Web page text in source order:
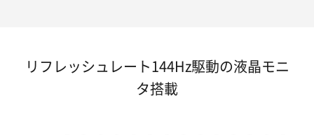
リフレッシュレート144Hz駆動の液晶モニ
タ搭載